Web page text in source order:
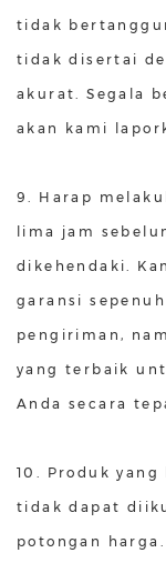
tidak
tidak disertai
akurat. Segala
akan kami
9. Harap
lima jam
dikehendaki.
garansi
pengiriman,
yang terbaik
Anda secara
10. Produk
tidak dapat
potongan harga.